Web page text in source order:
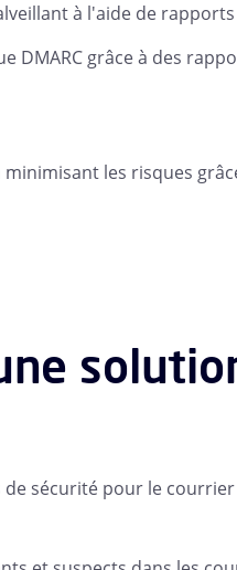
à l'aide de
DMARC grâce à des
les risques
de sécurité pour le